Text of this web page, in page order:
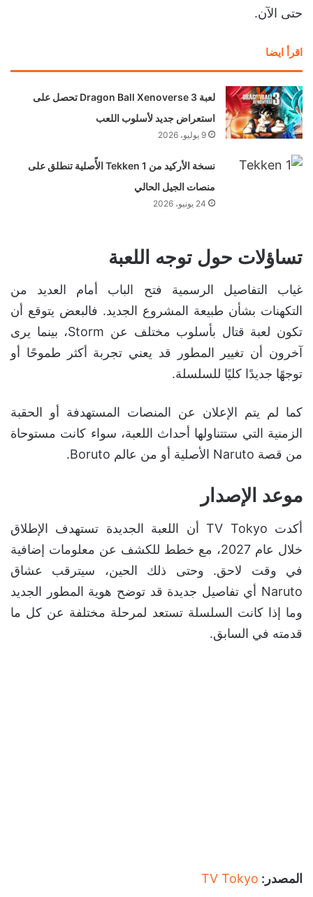
حتى الآن.
اقرأ ايضا
لعبة Dragon Ball Xenoverse 3 تحصل على
استعراض جديد لأسلوب اللعب
9 يوليو، 2026
نسخة الأركيد من Tekken 1 الأًصلية تنطلق على
منصات الجيل الحالي
24 يونيو، 2026
تساؤلات حول توجه اللعبة
غياب التفاصيل الرسمية فتح الباب أمام العديد من
التكهنات بشأن طبيعة المشروع الجديد. فالبعض يتوقع أن
تكون لعبة قتال بأسلوب مختلف عن Storm، بينما يرى
آخرون أن تغيير المطور قد يعني تجربة أكثر طموحًا أو
توجهًا جديدًا كليًا للسلسلة.
كما لم يتم الإعلان عن المنصات المستهدفة أو الحقبة
الزمنية التي ستتناولها أحداث اللعبة، سواء كانت مستوحاة
من قصة Naruto الأصلية أو من عالم Boruto.
موعد الإصدار
أكدت TV Tokyo أن اللعبة الجديدة تستهدف الإطلاق
خلال عام 2027، مع خطط للكشف عن معلومات إضافية
في وقت لاحق. وحتى ذلك الحين، سيترقب عشاق
Naruto أي تفاصيل جديدة قد توضح هوية المطور الجديد
وما إذا كانت السلسلة تستعد لمرحلة مختلفة عن كل ما
قدمته في السابق.
المصدر: TV Tokyo